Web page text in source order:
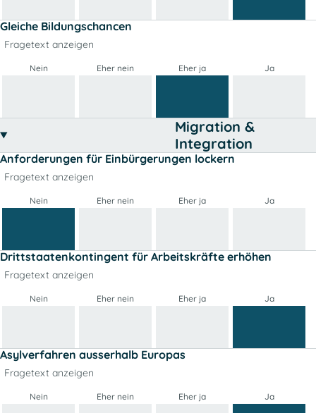
Gleiche Bildungschancen
Fragetext anzeigen
Nein Eher nein Eher ja Ja
Migration &
Integration
Anforderungen für Einbürgerungen lockern
Fragetext anzeigen
Nein Eher nein Eher ja Ja
Drittstaatenkontingent für Arbeitskräfte erhöhen
Fragetext anzeigen
Nein Eher nein Eher ja Ja
Asylverfahren ausserhalb Europas
Fragetext anzeigen
Nein Eher nein Eher ja Ja